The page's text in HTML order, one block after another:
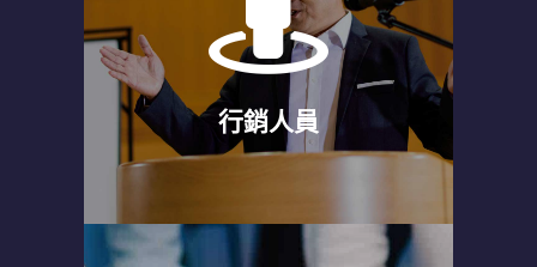
行銷人員
行銷人員
對於目標與團隊合作，快速對焦，了解
團隊狀態與合作方式。